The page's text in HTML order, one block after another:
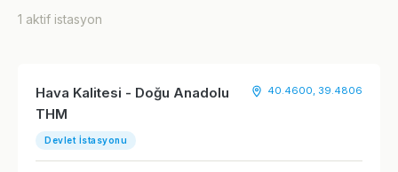
1 aktif istasyon
Hava Kalitesi - Doğu Anadolu
THM
Devlet İstasyonu
40.4600, 39.4806